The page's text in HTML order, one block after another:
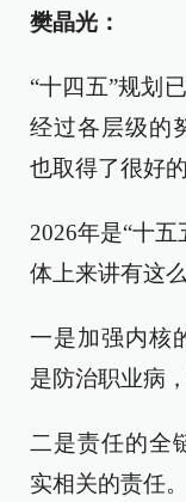
樊晶光：
“十四五”规划
经过各层级的
也取得了很好的
2026年是“十
体上来讲有这
一是加强内核
是防治职业病
二是责任的全
实相关的责任。